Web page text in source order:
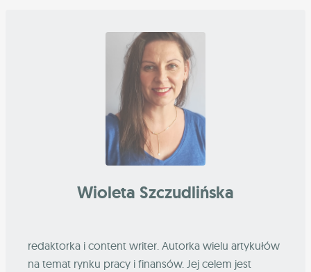
Wioleta Szczudlińska
redaktorka i content writer. Autorka wielu artykułów
na temat rynku pracy i finansów. Jej celem jest